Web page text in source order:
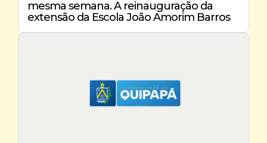
mesma semana. A reinauguração da
extensão da Escola João Amorim Barros